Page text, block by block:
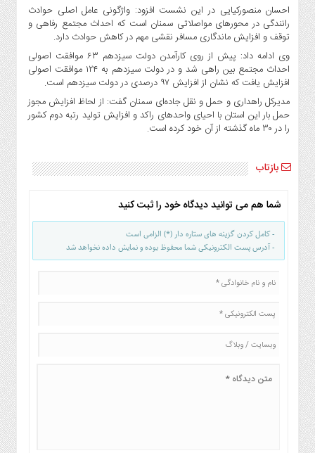
احسان منصورکیایی در این نشست افزود: واژگونی عامل اصلی حوادث
رانندگی در محورهای مواصلاتی سمنان است که احداث مجتمع رفاهی و
توقف و افزایش ماندگاری مسافر نقشی مهم در کاهش حوادث دارد.
وی ادامه داد: پیش از روی کارآمدن دولت سیزدهم ۶۳ موافقت اصولی
احداث مجتمع بین راهی شد و در دولت سیزدهم به ۱۲۴ موافقت اصولی
افزایش یافت که نشان از افزایش ۹۷ درصدی در دولت سیزدهم است.
مدیرکل راهداری و حمل و نقل جاده‌ای سمنان گفت: از لحاظ افزایش مجوز
حمل بار این استان با احیای واحدهای راکد و افزایش تولید رتبه دوم کشور
را در ۳۰ ماه گذشته از آن خود کرده است.
بازتاب
شما هم می توانید دیدگاه خود را ثبت کنید
- کامل کردن گزینه های ستاره دار (*) الزامی است
- آدرس پست الکترونیکی شما محفوظ بوده و نمایش داده نخواهد شد